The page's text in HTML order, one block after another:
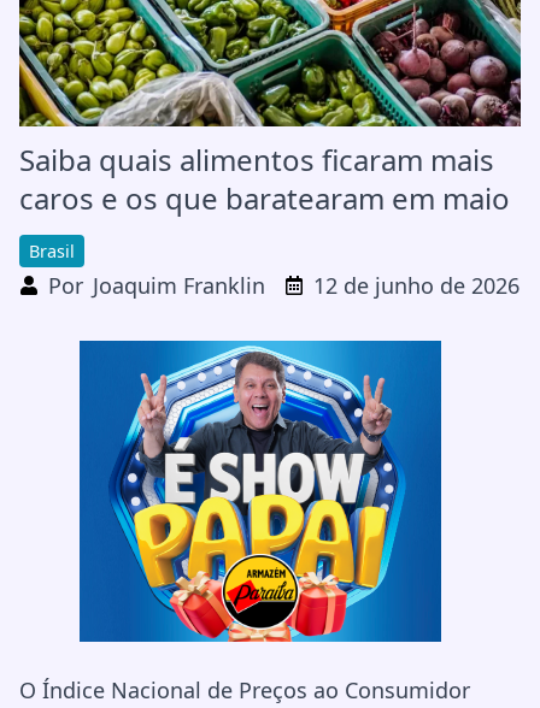
Saiba quais alimentos ficaram mais
caros e os que baratearam em maio
Brasil
Por Joaquim Franklin 12 de junho de 2026
O Índice Nacional de Preços ao Consumidor